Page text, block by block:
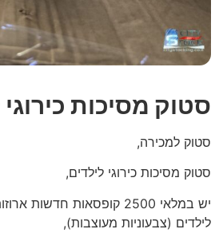
סטוק מסיכות כירוגי
סטוק למכירה,
סטוק מסיכות כירוגי לילדים,
יש במלאי 2500 קופסאות
לילדים (צבעוניות מעוצבות),